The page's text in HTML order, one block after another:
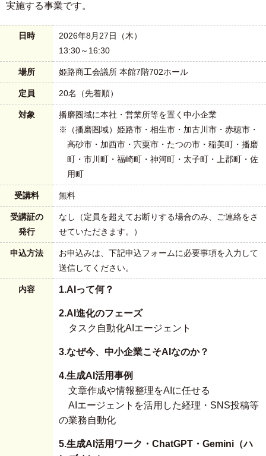
実施する事業です。
日時
2026年8月27日（木）
13:30～16:30
場所 姫路商工会議所 本館7階702ホール
定員 20名（先着順）
対象
播磨圏域に本社・営業所等を置く中小企業
※（播磨圏域）姫路市・相生市・加古川市・赤穂市・
高砂市・加西市・宍粟市・たつの市・稲美町・播磨
町・市川町・福崎町・神河町・太子町・上郡町・佐
用町
受講料 無料
受講証の
発行
なし（定員を超えてお断りする場合のみ、ご連絡をさ
せていただきます。）
申込方法
お申込みは、下記申込フォームに必要事項を入力して
送信してください。
内容 1.AIって何？
2.AI進化のフェーズ
タスク自動化AIエージェント
3.なぜ今、中小企業こそAIなのか？
4.生成AI活用事例
文章作成や情報整理をAIに任せる
AIエージェントを活用した経理・SNS投稿等
の業務自動化
5.生成AI活用ワーク・ChatGPT・Gemini（ハ